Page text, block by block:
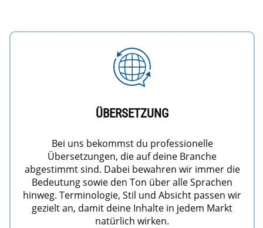
ÜBERSETZUNG
Bei uns bekommst du professionelle
Übersetzungen, die auf deine Branche
abgestimmt sind. Dabei bewahren wir immer die
Bedeutung sowie den Ton über alle Sprachen
hinweg. Terminologie, Stil und Absicht passen wir
gezielt an, damit deine Inhalte in jedem Markt
natürlich wirken.